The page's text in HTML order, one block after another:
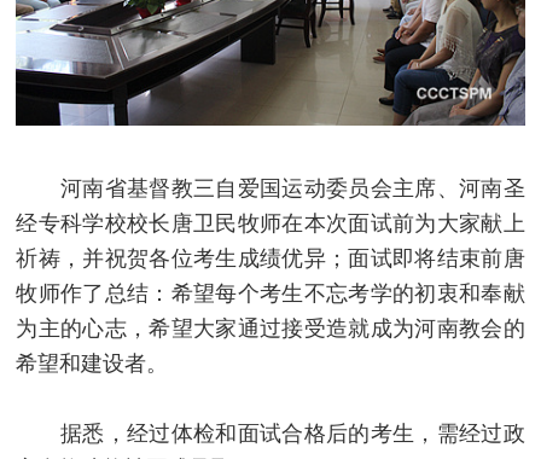
河南省基督教三自爱国运动委员会主席、河南圣
经专科学校校长唐卫民牧师在本次面试前为大家献上
祈祷，并祝贺各位考生成绩优异；面试即将结束前唐
牧师作了总结：希望每个考生不忘考学的初衷和奉献
为主的心志，希望大家通过接受造就成为河南教会的
希望和建设者。
据悉，经过体检和面试合格后的考生，需经过政